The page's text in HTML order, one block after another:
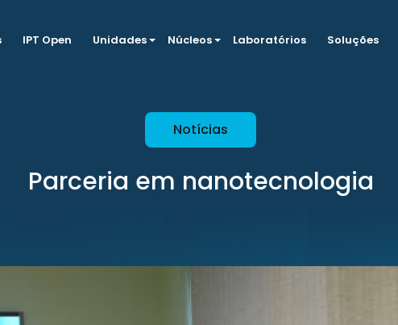
IPT Open Unidades Núcleos Laboratórios Soluções
Notícias
Parceria em nanotecnologia